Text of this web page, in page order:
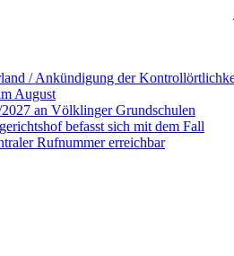
/ Ankündigung der
August
an Völklinger Grundschulen
befasst sich mit dem Fall
Rufnummer erreichbar